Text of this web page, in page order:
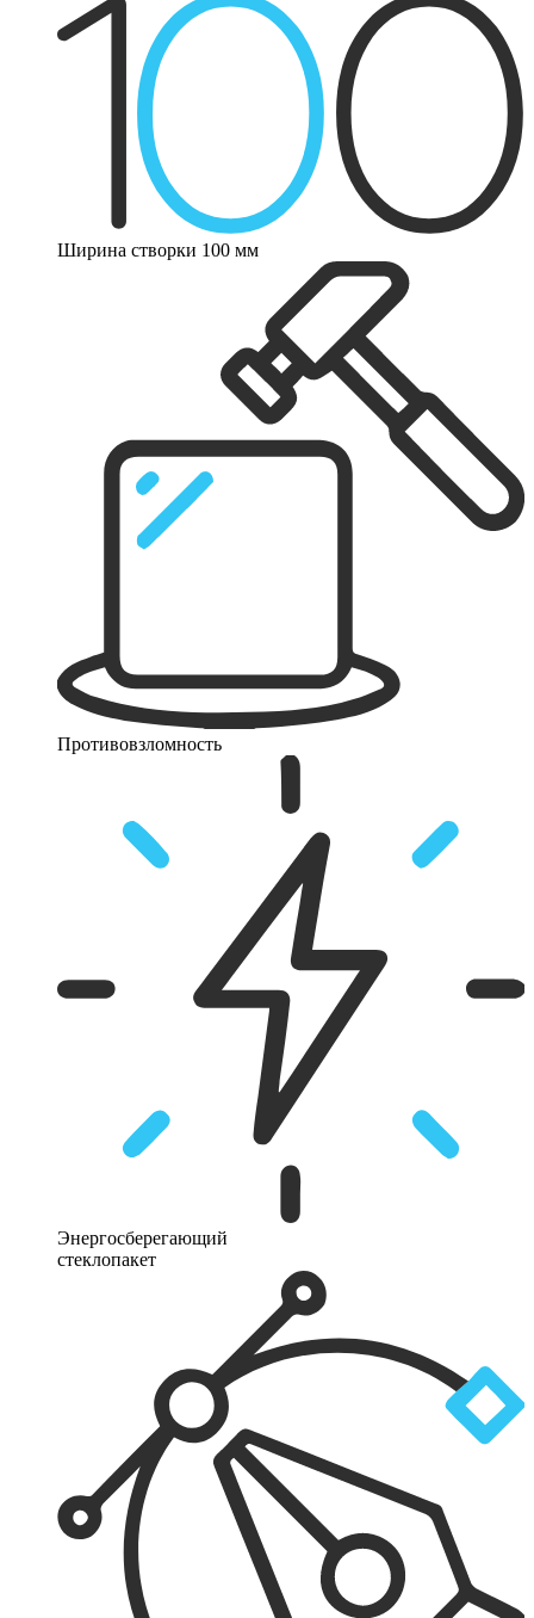
Ширина створки 100 мм
Противовзломность
Энергосберегающий
стеклопакет